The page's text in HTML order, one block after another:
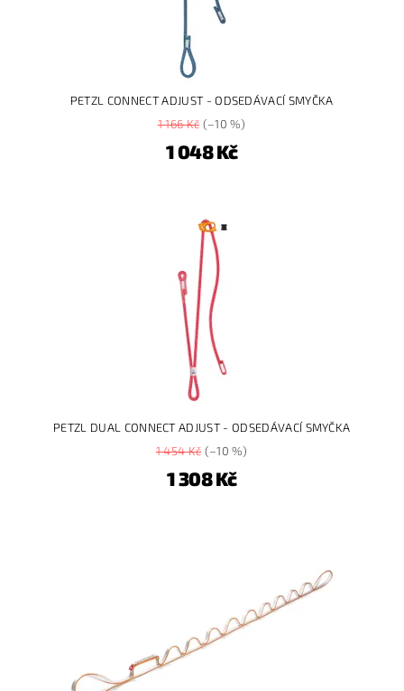
PETZL CONNECT ADJUST - ODSEDÁVACÍ SMYČKA
1 166 Kč(–10 %)
1 048 Kč
PETZL DUAL CONNECT ADJUST - ODSEDÁVACÍ SMYČKA
1 454 Kč(–10 %)
1 308 Kč